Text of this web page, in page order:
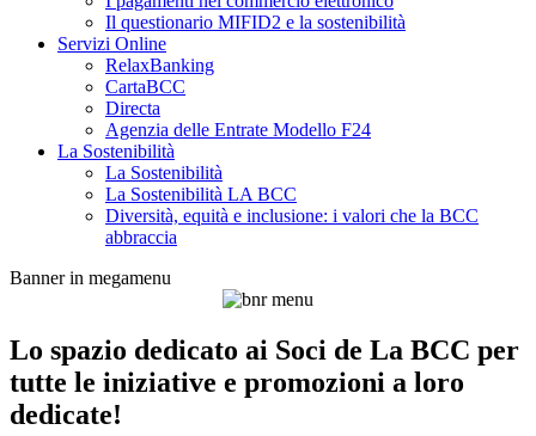
Il questionario MIFID2 e la sostenibilità
Servizi Online
RelaxBanking
CartaBCC
Directa
Agenzia delle Entrate Modello F24
La Sostenibilità
La Sostenibilità
La Sostenibilità LA BCC
Diversità, equità e inclusione: i valori che la BCC
abbraccia
Banner in megamenu
Lo spazio dedicato ai Soci de La BCC per
tutte le iniziative e promozioni a loro
dedicate!